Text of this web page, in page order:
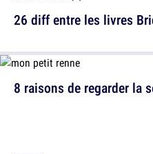
26 diff entre les livres
8 raisons de regarder la